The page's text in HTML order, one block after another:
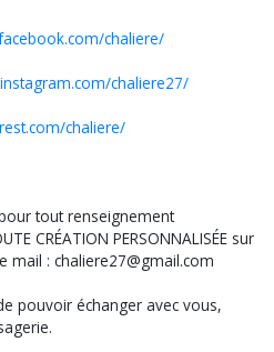
chaliere/
chaliere27/
chaliere/
tout renseignement
CRÉATION PERSONNALISÉE sur
mail : chaliere27@gmail.com
pouvoir échanger avec vous,